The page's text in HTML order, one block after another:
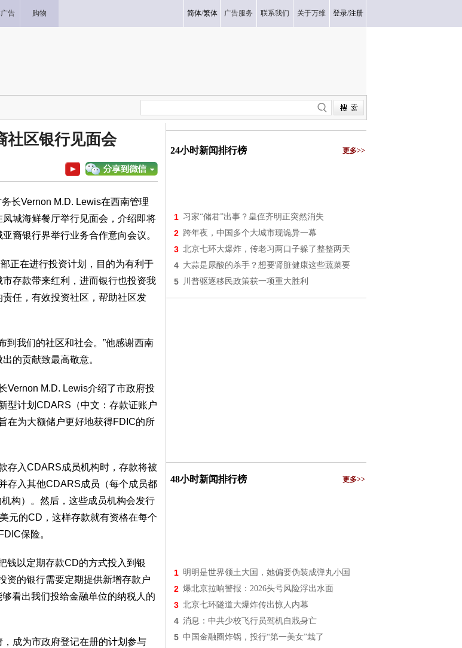
告 购物 简体/繁体 广告服务 联系我们 关于万维 登录/注册
社区银行见面会
长Vernon M.D. Lewis在西南管理
城海鲜餐厅举行见面会，介绍即将
裔银行界举行业务合作意向会议。
正在进行投资计划，目的为有利于
存款带来红利，进而银行也投资我
任，有效投资社区，帮助社区发
到我们的社区和社会。”他感谢西南
的贡献致最高敬意。
Vernon M.D. Lewis介绍了市政府投
型计划CDARS（中文：存款证账户
在为大额储户更好地获得FDIC的所
存入CDARS成员机构时，存款将被
存入其他CDARS成员（每个成员都
构）。然后，这些成员机构会发行
元的CD，这样存款就有资格在每个
保险。
钱以定期存款CD的方式投入到银
资的银行需要定期提供新增存款户
看出我们投给金融单位的纳税人的
成为市政府登记在册的计划参与
24小时新闻排行榜 更多>>
1 习家“储君”出事？皇侄齐明正突然消失
2 跨年夜，中国多个大城市现诡异一幕
3 北京七环大爆炸，传老习两口子躲了整整两天
4 大蒜是尿酸的杀手？想要肾脏健康这些蔬菜要
5 川普驱逐移民政策获一项重大胜利
48小时新闻排行榜 更多>>
1 明明是世界领土大国，她偏要伪装成弹丸小国
2 爆北京拉响警报：2026头号风险浮出水面
3 北京七环隧道大爆炸传出惊人内幕
4 消息：中共少校飞行员驾机自戕身亡
5 中国金融圈炸锅，投行“第一美女”栽了